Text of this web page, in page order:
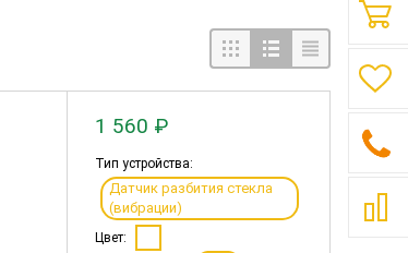
1 560 ₽
Тип устройства:
Датчик разбития стекла
(вибрации)
Цвет: